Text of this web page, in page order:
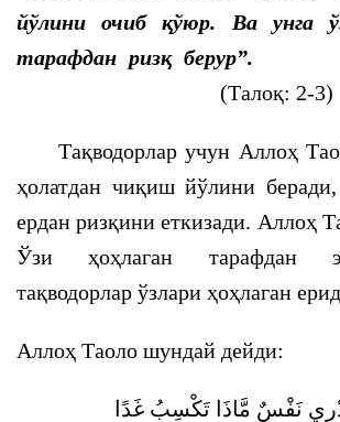
йўлини очиб қўюр. Ва унга
тарафдан ризқ берур”.
(Талоқ: 2-3)
Тақводорлар учун Аллоҳ
ҳолатдан чиқиш йўлини
ердан ризқини еткизади. Аллоҳ
Ўзи ҳоҳлаган тарафдан
тақводорлар ўзлари ҳоҳлаган
Аллоҳ Таоло шундай дейди:
نَفْسٌ مَّاذَا تَكْسِبُ غَدًا